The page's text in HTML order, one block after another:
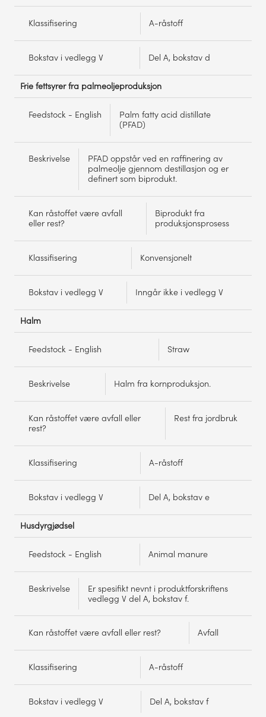
Klassifisering A-råstoff
Bokstav i vedlegg V Del A, bokstav d
Frie fettsyrer fra palmeoljeproduksjon
Feedstock - English
Palm fatty acid distillate
(PFAD)
Beskrivelse
PFAD oppstår ved en raffinering av
palmeolje gjennom destillasjon og er
definert som biprodukt.
Kan råstoffet være avfall
eller rest?
Biprodukt fra
produksjonsprosess
Klassifisering Konvensjonelt
Bokstav i vedlegg V Inngår ikke i vedlegg V
Halm
Feedstock - English Straw
Beskrivelse Halm fra kornproduksjon.
Kan råstoffet være avfall eller
rest?
Rest fra jordbruk
Klassifisering A-råstoff
Bokstav i vedlegg V Del A, bokstav e
Husdyrgjødsel
Feedstock - English Animal manure
Beskrivelse
Er spesifikt nevnt i produktforskriftens
vedlegg V del A, bokstav f.
Kan råstoffet være avfall eller rest? Avfall
Klassifisering A-råstoff
Bokstav i vedlegg V Del A, bokstav f